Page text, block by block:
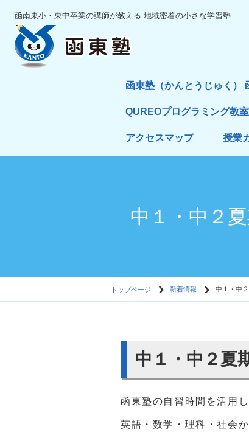
函南東小・東中卒業の講師が教える 地域密着の小さな学習塾
函東塾（かんとうじゅく）
QUREOプログラミング教室
アクセスマップ 授業
中１・中２
トップページ 新着情報 中１・中
中１・中２夏
函東塾の自習時間を活用
英語・数学・理科・社会